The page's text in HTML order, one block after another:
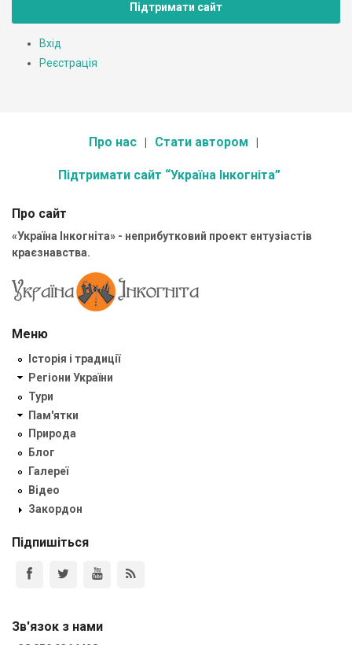
Підтримати сайт
Вхід
Реєстрація
Про нас Стати автором
Підтримати сайт “Україна Інкогніта”
Про сайт
«Україна Інкогніта» - неприбутковий проект ентузіастів
краєзнавства.
Меню
Історія і традиції
Регіони України
Тури
Пам'ятки
Природа
Блог
Галереї
Відео
Закордон
Підпишіться
Зв'язок з нами